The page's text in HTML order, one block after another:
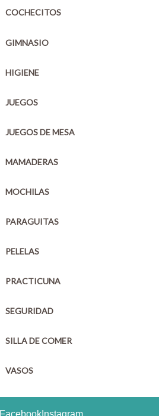
COCHECITOS
GIMNASIO
HIGIENE
JUEGOS
JUEGOS DE MESA
MAMADERAS
MOCHILAS
PARAGUITAS
PELELAS
PRACTICUNA
SEGURIDAD
SILLA DE COMER
VASOS